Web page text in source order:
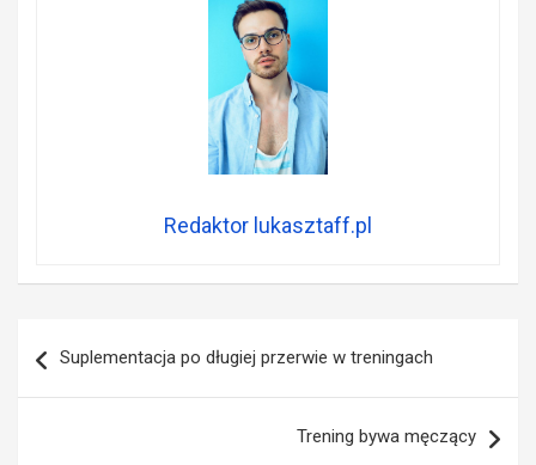
Redaktor lukasztaff.pl
wpisu
Suplementacja po długiej przerwie w treningach
Trening bywa męczący